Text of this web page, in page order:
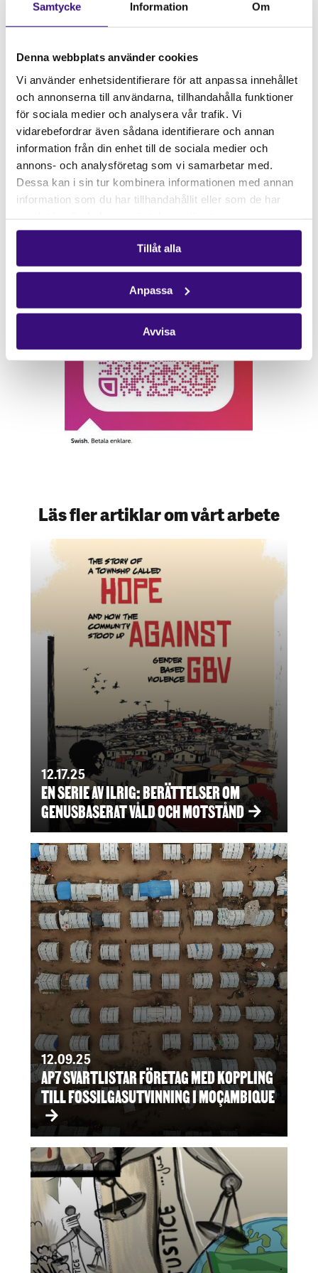
Samtycke Information Om
Denna webbplats använder cookies
Vi använder enhetsidentifierare för att anpassa innehållet
och annonserna till användarna, tillhandahålla funktioner
för sociala medier och analysera vår trafik. Vi
vidarebefordrar även sådana identifierare och annan
information från din enhet till de sociala medier och
annons- och analysföretag som vi samarbetar med.
Dessa kan i sin tur kombinera informationen med annan
information som du har tillhandahållit eller som de har
Tillåt alla
Anpassa
Avvisa
rättigheter pågår i New York (fempers.se)
Stötta kampen för en rättvis
värld!
Scanna koden nedan i din Swish-app för
att enkelt skänka en gåva till
Afrikagrupperna. Du kan förstås också
skriva in Swish-numret manuellt.
Läs fler artiklar om vårt arbete
12.17.25
EN SERIE AV ILRIG: BERÄTTELSER OM
GENUSBASERAT VÅLD OCH MOTSTÅND
12.09.25
AP7 SVARTLISTAR FÖRETAG MED KOPPLING
TILL FOSSILGASUTVINNING I MOÇAMBIQUE